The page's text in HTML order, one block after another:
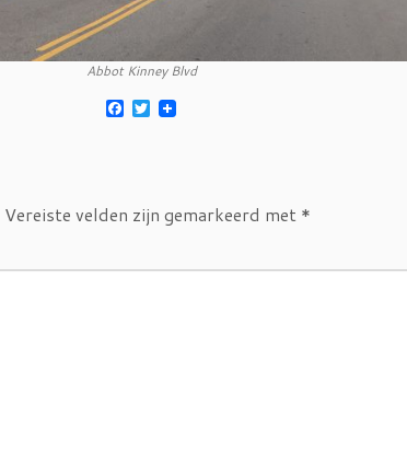
Abbot Kinney Blvd
F
o
T
w
r
Vereiste velden zijn gemarkeerd met *